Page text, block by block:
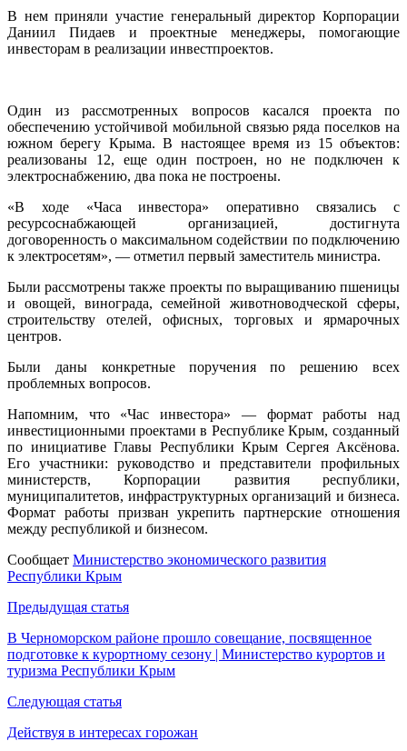
В нем приняли участие генеральный директор Корпорации
Даниил Пидаев и проектные менеджеры, помогающие
инвесторам в реализации инвестпроектов.
Один из рассмотренных вопросов касался проекта по
обеспечению устойчивой мобильной связью ряда поселков на
южном берегу Крыма. В настоящее время из 15 объектов:
реализованы 12, еще один построен, но не подключен к
электроснабжению, два пока не построены.
«В ходе «Часа инвестора» оперативно связались с
ресурсоснабжающей организацией, достигнута
договоренность о максимальном содействии по подключению
к электросетям», — отметил первый заместитель министра.
Были рассмотрены также проекты по выращиванию пшеницы
и овощей, винограда, семейной животноводческой сферы,
строительству отелей, офисных, торговых и ярмарочных
центров.
Были даны конкретные поручения по решению всех
проблемных вопросов.
Напомним, что «Час инвестора» — формат работы над
инвестиционными проектами в Республике Крым, созданный
по инициативе Главы Республики Крым Сергея Аксёнова.
Его участники: руководство и представители профильных
министерств, Корпорации развития республики,
муниципалитетов, инфраструктурных организаций и бизнеса.
Формат работы призван укрепить партнерские отношения
между республикой и бизнесом.
Сообщает Министерство экономического развития
Республики Крым
Навигация
по
записям
Предыдущая статья
В Черноморском районе прошло совещание, посвященное
подготовке к курортному сезону | Министерство курортов и
туризма Республики Крым
Следующая статья
Действуя в интересах горожан